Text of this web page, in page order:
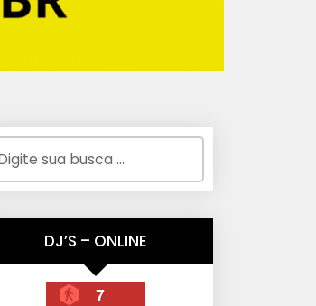
DJ’S – ONLINE
7